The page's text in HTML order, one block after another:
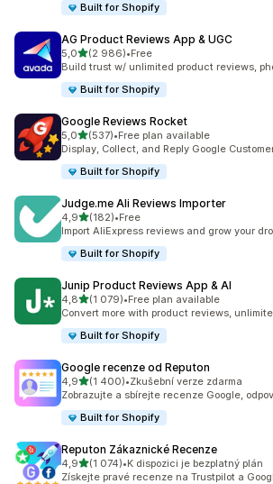
Built for Shopify
AG Product Reviews App & UGC
5,0z 5 hvězd
(2 986)
Celkový počet recenzí: 2986
•Free
Build trust w/ unlimited product reviews,
Built for Shopify
Google Reviews Rocket
5,0z 5 hvězd
(537)
Celkový počet recenzí: 537
•Free plan available
Display, Collect, and Reply Google
Built for Shopify
Judge.me Ali Reviews Importer
4,9z 5 hvězd
(182)
Celkový počet recenzí: 182
•Free
Import AliExpress reviews and grow your
Built for Shopify
Junip Product Reviews App & AI
4,8z 5 hvězd
(1 079)
Celkový počet recenzí: 1079
•Free plan available
Convert more with product reviews,
Built for Shopify
Google recenze od Reputon
4,9z 5 hvězd
(1 400)
Celkový počet recenzí: 1400
•Zkušební verze zdarma
Zobrazujte a sbírejte recenze Google,
Built for Shopify
Reputon Zákaznické Recenze
4,9z 5 hvězd
(1 074)
Celkový počet recenzí: 1074
•K dispozici je bezplatný plán
Získejte pravé recenze na Trustpilot a